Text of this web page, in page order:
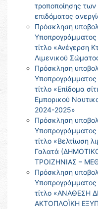
τροποποίησης
επιδόματος
Πρόσκληση
τίτλο «Ανέγερση
Λιμενικού
Πρόσκληση
τίτλο «Επίδομα
Εμπορικού
2024-2025»
Πρόσκληση
τίτλο «Βελτίωση
Γαλατά
ΤΡΟΙΖΗΝΙΑΣ –
Πρόσκληση
τίτλο «ΑΝΑΘΕΣΗ
ΑΚΤΟΠΛΟΪΚΗ